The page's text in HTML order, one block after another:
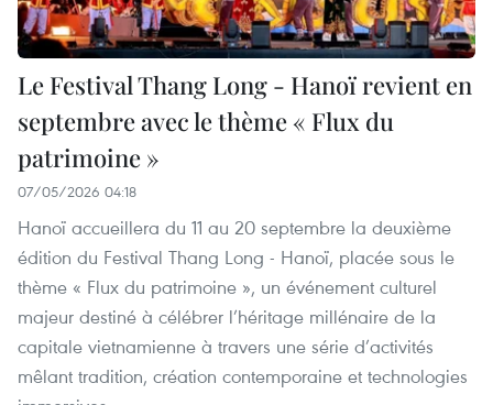
Le Festival Thang Long - Hanoï revient en
septembre avec le thème « Flux du
patrimoine »
07/05/2026 04:18
Hanoï accueillera du 11 au 20 septembre la deuxième
édition du Festival Thang Long - Hanoï, placée sous le
thème « Flux du patrimoine », un événement culturel
majeur destiné à célébrer l’héritage millénaire de la
capitale vietnamienne à travers une série d’activités
mêlant tradition, création contemporaine et technologies